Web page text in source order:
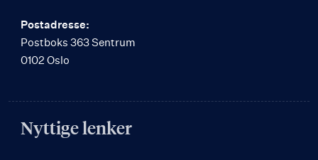
Postadresse:
Postboks 363 Sentrum
0102 Oslo
Nyttige lenker